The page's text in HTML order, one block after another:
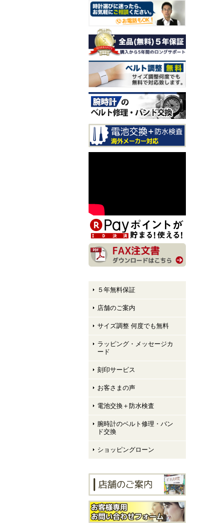
80H ACT Line 光発電エコ・
ドライブ GPS衛星電波時計
限定モデル 世界限定1,800
本 メンズモデル 入荷しまし
た！
CITIZEN ATTESA CC4078-
51E ACT Line LIGHT in BL
ACK Eco-Drive 50th Anniver
sary Edition メンズモデル
入荷しました！
CITIZEN EXCEED CB1147-
61E LIGHT in BLACK Eco-
Drive 50th Anniversary Editi
on メンズモデル 入荷しま
した！
CITIZEN ATTESA AT8384-5
n ES9495-59E LIGHT in BL
ACK Eco-Drive 50th Anniver
sary Edition レディースモデ
ル 入荷しました！
５年無料保証
店舗のご案内
サイズ調整 何度でも無料
ラッピング・メッセージカ
ード
刻印サービス
お客さまの声
電池交換＋防水検査
腕時計のベルト修理・バン
ド交換
ショッピングローン